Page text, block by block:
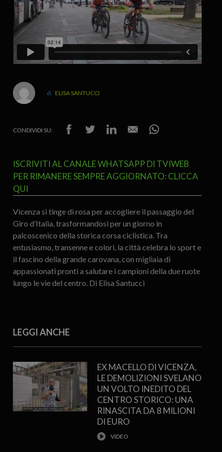
ELISA SANTUCCI
CONDIVIDI SU:
ISCRIVITI AL CANALE WHATSAPP DI TVIWEB
PER RIMANERE SEMPRE AGGIORNATO: CLICCA
QUI
Vicenza si tinge di rosa per accogliere il passaggio del
Giro d’Italia, trasformandosi per un giorno in
palcoscenico della storica corsa ciclistica. Tra
entusiasmo, transenne e colori, la città celebra lo sport e
il fascino della grande carovana, con migliaia di
appassionati pronti a salutare i campioni della due ruote
lungo le vie del centro. Di Elisa Santucci
LEGGI ANCHE
EX MACELLO DI VICENZA,
LE DEMOLIZIONI SVELANO
UN VOLTO INEDITO DEL
CENTRO STORICO: UNA
RINASCITA DA 8 MILIONI
DI EURO